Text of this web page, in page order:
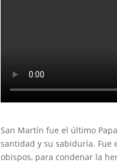
San Martín fue el último
santidad y su sabiduría. Fue
obispos, para condenar la